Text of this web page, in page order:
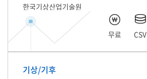
한국기상산업기술원
무료 CSV
기상/기후